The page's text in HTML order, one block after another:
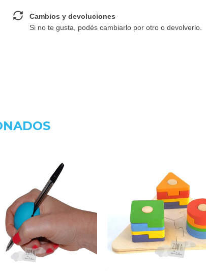
Cambios y devoluciones
Si no te gusta, podés cambiarlo por otro o devolverlo.